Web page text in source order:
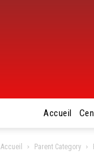
Accueil
Accueil Parent Category